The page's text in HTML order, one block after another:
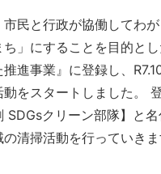
市民と行政が協働してわ
ち」にすることを目的と
推進事業』に登録し、
動をスタートしました。
SDGsクリーン部隊】と
清掃活動を行っていきま